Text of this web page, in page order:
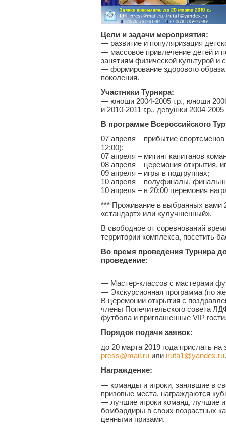
Цели и задачи мероприятия:
— развитие и популяризация
— массовое привлечение детей и
занятиям физической культурой и
— формирование здорового
поколения.
Участники Турнира:
— юноши 2004-2005 г.р., юноши
и 2010-2011 г.р., девушки 2004-2005
В программе Всероссийского
07 апреля – прибытие
12:00);
07 апреля – митинг капитанов
08 апреля – церемония открытия,
09 апреля – игры в подгруппах;
10 апреля – полуфиналы,
10 апреля – в 20:00 церемония
*** Проживание в выбранных вами
«стандарт» или «улучшенный».
В свободное от соревнований
территории комплекса, посетить
Во время проведения Турнира
проведение:
— Мастер-классов с мастерами
— Экскурсионная программа (по
В церемонии открытия с
члены Попечительского совета
футбола и приглашенные VIP
Порядок подачи заявок:
до 20 марта 2019 года прислать
press@mail.ru или iruta1@yandex.ru.
Награждение:
— команды и игроки, занявшие в
призовые места, награждаются
— лучшие игроки команд, лучшие
бомбардиры в своих возрастных
ценными призами.